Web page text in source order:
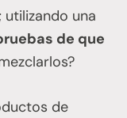
una
de que
de